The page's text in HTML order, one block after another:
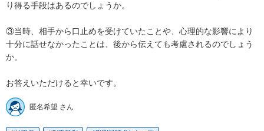
り得る手段はあるのでしょうか。
③当時、相手から口止めを受けていたことや、心理的な影響により
十分に話せなかったことは、後から伝えても考慮されるのでしょう
か。
お答えいただけると幸いです。
匿名希望 さん